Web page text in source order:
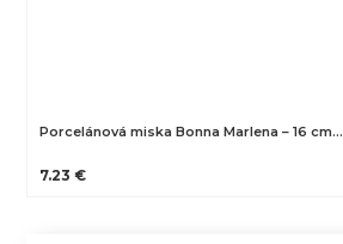
Porcelánová miska Bonna Marlena – 16 cm…
7.23 €